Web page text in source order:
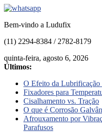
Bem-vindo a Ludufix
(11) 2294-8384 / 2782-8179
quinta-feira, agosto 6, 2026
Últimos:
O Efeito da Lubrificação
Fixadores para
Cisalhamento vs. Tração
O que é Corrosão
Afrouxamento por
Parafusos